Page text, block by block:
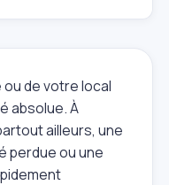
de votre local
absolue. À
ailleurs, une
perdue ou une